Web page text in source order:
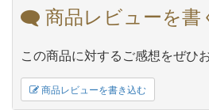
商品レビューを書
この商品に対するご感想をぜひ
商品レビューを書き込む